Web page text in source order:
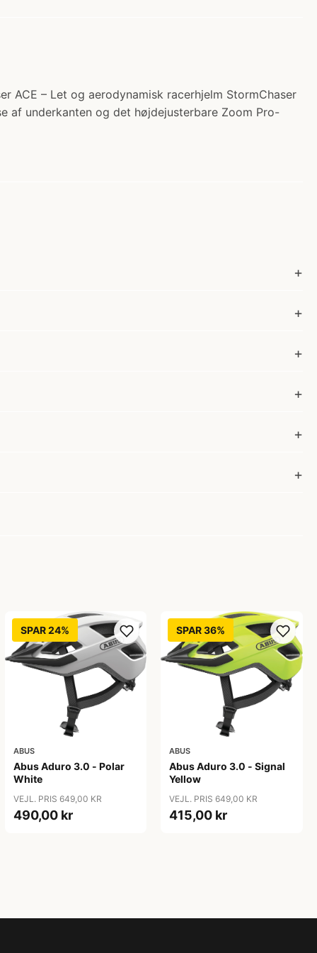
ACE – Let og aerodynamisk racerhjelm StormChaser
af underkanten og det højdejusterbare Zoom Pro-
SPAR 24%
ABUS
Abus Aduro 3.0 - Polar
White
VEJL. PRIS 649,00 KR
490,00 kr
SPAR 36%
ABUS
Abus Aduro 3.0 - Signal
Yellow
VEJL. PRIS 649,00 KR
415,00 kr